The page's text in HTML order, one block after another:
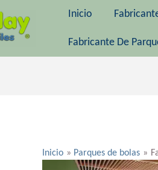
Inicio
Fabricante De
Inicio Parques de bolas